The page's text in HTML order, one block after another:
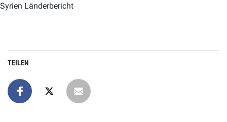
Syrien Länderbericht
TEILEN